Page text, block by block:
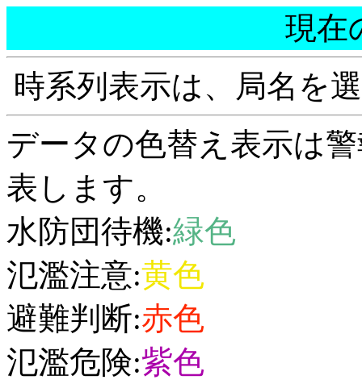
現在
時系列表示は、局名を
データの色替え表示は
表します。
水防団待機:緑色
氾濫注意:黄色
避難判断:赤色
氾濫危険:紫色